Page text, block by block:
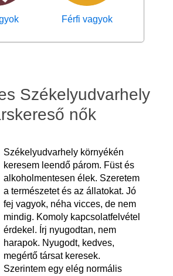
Férfi vagyok
Székelyudvarhely
nők
Székelyudvarhely környékén
keresem leendő párom. Füst és
alkoholmentesen élek. Szeretem
a természetet és az állatokat. Jó
fej vagyok, néha vicces, de nem
mindig. Komoly kapcsolatfelvétel
érdekel. Írj nyugodtan, nem
harapok. Nyugodt, kedves,
megértő társat keresek.
Szerintem egy elég normális